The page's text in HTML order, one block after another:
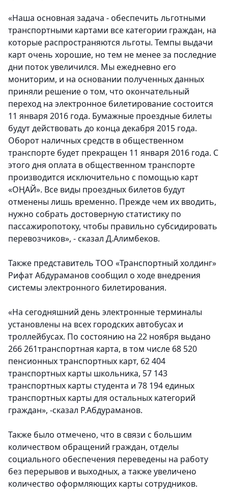
«Наша основная задача - обеспечить льготными
транспортными картами все категории граждан, на
которые распространяются льготы. Темпы выдачи
карт очень хорошие, но тем не менее за последние
дни поток увеличился. Мы ежедневно его
мониторим, и на основании полученных данных
приняли решение о том, что окончательный
переход на электронное билетирование состоится
11 января 2016 года. Бумажные проездные билеты
будут действовать до конца декабря 2015 года.
Оборот наличных средств в общественном
транспорте будет прекращен 11 января 2016 года. С
этого дня оплата в общественном транспорте
производится исключительно с помощью карт
«ОҢАЙ». Все виды проездных билетов будут
отменены лишь временно. Прежде чем их вводить,
нужно собрать достоверную статистику по
пассажиропотоку, чтобы правильно субсидировать
перевозчиков», - сказал Д.Алимбеков.
Также представитель ТОО «Транспортный холдинг»
Рифат Абдураманов сообщил о ходе внедрения
системы электронного билетирования.
«На сегодняшний день электронные терминалы
установлены на всех городских автобусах и
троллейбусах. По состоянию на 22 ноября выдано
266 261транспортная карта, в том числе 68 520
пенсионных транспортных карт, 62 404
транспортных карты школьника, 57 143
транспортных карты студента и 78 194 единых
транспортных карты для остальных категорий
граждан», -сказал Р.Абдураманов.
Также было отмечено, что в связи с большим
количеством обращений граждан, отделы
социального обеспечения переведены на работу
без перерывов и выходных, а также увеличено
количество оформляющих карты сотрудников.